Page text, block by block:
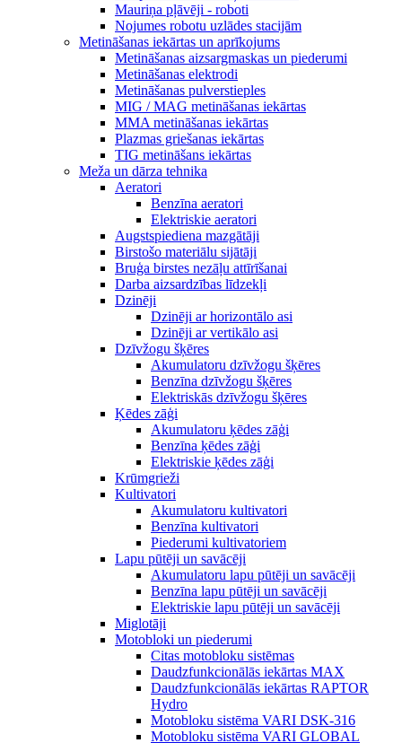
Mauriņa pļāvēji - roboti
Nojumes robotu uzlādes stacijām
Metināšanas iekārtas un aprīkojums
Metināšanas aizsargmaskas un piederumi
Metināšanas elektrodi
Metināšanas pulverstieples
MIG / MAG metināšanas iekārtas
MMA metināšanas iekārtas
Plazmas griešanas iekārtas
TIG metināšans iekārtas
Meža un dārza tehnika
Aeratori
Benzīna aeratori
Elektriskie aeratori
Augstspiediena mazgātāji
Birstošo materiālu sijātāji
Bruģa birstes nezāļu attīrīšanai
Darba aizsardzības līdzekļi
Dzinēji
Dzinēji ar horizontālo asi
Dzinēji ar vertikālo asi
Dzīvžogu šķēres
Akumulatoru dzīvžogu šķēres
Benzīna dzīvžogu šķēres
Elektriskās dzīvžogu šķēres
Ķēdes zāģi
Akumulatoru ķēdes zāģi
Benzīna ķēdes zāģi
Elektriskie ķēdes zāģi
Krūmgrieži
Kultivatori
Akumulatoru kultivatori
Benzīna kultivatori
Piederumi kultivatoriem
Lapu pūtēji un savācēji
Akumulatoru lapu pūtēji un savācēji
Benzīna lapu pūtēji un savācēji
Elektriskie lapu pūtēji un savācēji
Miglotāji
Motobloki un piederumi
Citas motobloku sistēmas
Daudzfunkcionālās iekārtas MAX
Daudzfunkcionālās iekārtas RAPTOR
Hydro
Motobloku sistēma VARI DSK-316
Motobloku sistēma VARI GLOBAL